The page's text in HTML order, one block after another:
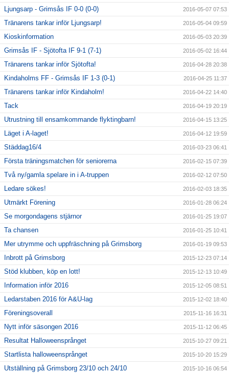
Ljungsarp - Grimsås IF 0-0 (0-0) 2016-05-07 07:53
Tränarens tankar inför Ljungsarp! 2016-05-04 09:59
Kioskinformation 2016-05-03 20:39
Grimsås IF - Sjötofta IF 9-1 (7-1) 2016-05-02 16:44
Tränarens tankar inför Sjötofta! 2016-04-28 20:38
Kindaholms FF - Grimsås IF 1-3 (0-1) 2016-04-25 11:37
Tränarens tankar inför Kindaholm! 2016-04-22 14:40
Tack 2016-04-19 20:19
Utrustning till ensamkommande flyktingbarn! 2016-04-15 13:25
Läget i A-laget! 2016-04-12 19:59
Städdag16/4 2016-03-23 06:41
Första träningsmatchen för seniorerna 2016-02-15 07:39
Två ny/gamla spelare in i A-truppen 2016-02-12 07:50
Ledare sökes! 2016-02-03 18:35
Utmärkt Förening 2016-01-28 06:24
Se morgondagens stjärnor 2016-01-25 19:07
Ta chansen 2016-01-25 10:41
Mer utrymme och uppfräschning på Grimsborg 2016-01-19 09:53
Inbrott på Grimsborg 2015-12-23 07:14
Stöd klubben, köp en lott! 2015-12-13 10:49
Information inför 2016 2015-12-05 08:51
Ledarstaben 2016 för A&U-lag 2015-12-02 18:40
Föreningsoverall 2015-11-16 16:31
Nytt inför säsongen 2016 2015-11-12 06:45
Resultat Halloweensprånget 2015-10-27 09:21
Startlista halloweensprånget 2015-10-20 15:29
Utställning på Grimsborg 23/10 och 24/10 2015-10-16 06:54